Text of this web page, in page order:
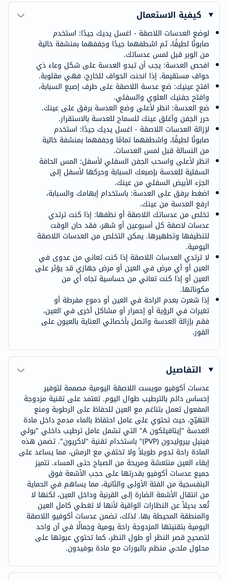
كيفية الاستعمال
لوضع العدسات اللاصقة - اغسل يديك جيدًا: استخدم
صابونًا لطيفًا، ثم اشطفهما جيدًا وجففهما بمنشفة خالية
من الوبر قبل لمس عدساتك.
افحص العدسة: يجب أن تبدو العدسة على شكل وعاء ذي
حواف مستقيمة. إذا انحنت الحواف للخارج، فهي مقلوبة.
افتح عينيك: ضع عدسة اللاصقة على طرف إصبع السبابة،
وافتح جفنيك العلوي والسفلي.
ضع العدسة: انظر لأعلى وضع العدسة برفق على عينك.
حرر الجفن وأغلق عينك للسماح للعدسة بالاستقرار.
لإزالة العدسات اللاصقة - اغسل يديك جيدًا: استخدم
صابونًا لطيفًا، واشطفهما تمامًا وجففهما بمنشفة خالية
من النسالة قبل لمس العدسات.
انظر لأعلى واسحب الجفن السفلي لأسفل: المس الحافة
السفلية للعدسة بإصبعك السبابة وحركها لأسفل إلى
الجزء الأبيض السفلي من عينك.
اضغط برفق على العدسة: باستخدام إبهامك والسبابة،
ارفع العدسة من عينك.
تخلص من عدساتك اللاصقة أو نظفها: إذا كنت ترتدي
عدسات لاصقة كل أسبوعين أو شهر، فقد حان الوقت
لتنظيفها وتطهيرها. يمكن التخلص من العدسات اللاصقة
اليومية.
لا ترتدي العدسات اللاصقة إذا كنت تعاني من عدوى في
العين أو أي مرض في العين أو مرض جهازي قد يؤثر على
العين أو إذا كنت تعاني من حساسية تجاه أي من
مكوناتها.
إذا شعرت بعدم الراحة في العين أو دموع مفرطة أو
تغيرات في الرؤية أو إحمرار أو مشاكل أخرى في العين،
فقم بإزالة العدسة واتصل بأخصائي العناية بالعيون على
الفور.
التفاصيل
عدسات أكوفيو مويست اللاصقة اليومية مصممة لتوفير
إحساس دائم بالترطيب طوال اليوم. تعتمد على تقنية مزدوجة
المفعول تعمل بتناغم مع العين للحفاظ على الرطوبة ومنع
التهيّج، حيث تحتوي على عامل احتفاظ بالماء مدمج داخل مادة
العدسة "إيتافيلكون A" التي تشمل عامل ترطيب داخلي "بولي
فينيل بيروليدون (PVP)" باستخدام تقنية "لاكريون". تضمن هذه
المادة راحة تدوم طويلاً ولا تختفي مع الرمش، مما يساعد على
إبقاء العين منتعشة ومريحة من الصباح حتى المساء. تتميز
جميع عدسات أكوفيو بقدرتها على حجب الأشعة فوق
البنفسجية من الفئة الأولى والثانية، مما يساهم في الحماية
من انتقال الأشعة الضارة إلى القرنية وداخل العين، لكنها لا
تُعد بديلاً عن النظارات الواقية لأنها لا تغطي كامل العين
والمنطقة المحيطة بها. لذلك، تضمن عدسات أكوفيو اللاصقة
اليومية بتقنيتها المزدوجة راحة يومية وجمالًا في آن واحد
لتصحيح قصر النظر أو طول النظر، كما تحتوي عبوتها على
محلول ملحي منظم بالبورات مع مادة بوفيدون.